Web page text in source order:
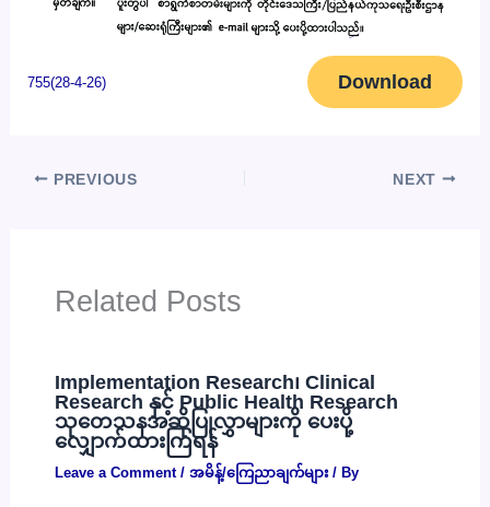
755(28-4-26) Download
PREVIOUS NEXT
Related Posts
Implementation Research၊ Clinical
Research နှင့် Public Health Research
သုတေသနအဆိုပြုလွှာများကို ပေးပို့
လျှောက်ထားကြရန်
Leave a Comment / အမိန့်/ကြေညာချက်များ/ By